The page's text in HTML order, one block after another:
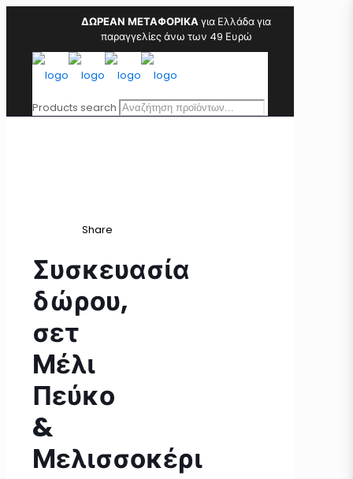
ΔΩΡΕΑΝ ΜΕΤΑΦΟΡΙΚΑγια Ελλάδα για
παραγγελίες άνω των 49 Ευρώ
Products search
Share
Συσκευασία
δώρου,
σετ
Μέλι
Πεύκο
&
Μελισσοκέρι